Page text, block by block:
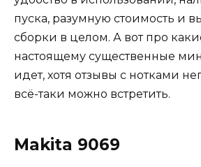
пуска, разумную стоимость и
сборки в целом. А вот про
настоящему существенные
идет, хотя отзывы с нотками
всё-таки можно встретить.
Makita 9069